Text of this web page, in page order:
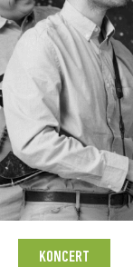
KONCERT